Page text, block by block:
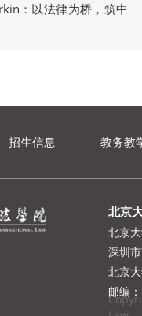
：以法律为桥，筑中
招生信息 教务教
北京
北京
深圳
北京
邮编